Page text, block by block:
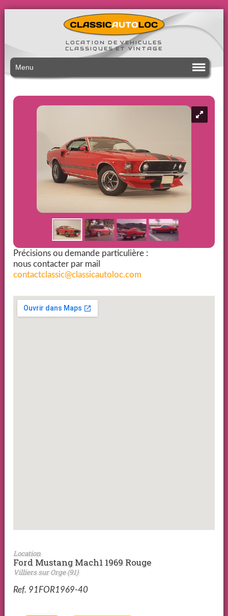
LOCATION DE VEHICULES
CLASSIQUES ET VINTAGE
Menu
Précisions ou demande particulière :
nous contacter par mail
contactclassic@classicautoloc.com
Location
Ford Mustang Mach1 1969 Rouge
Villiers sur Orge (91)
Ref. 91FOR1969-40